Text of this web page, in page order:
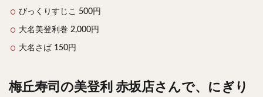
びっくりすじこ 500円
大名美登利巻 2,000円
大名さば 150円
梅丘寿司の美登利 赤坂店さんで、にぎり